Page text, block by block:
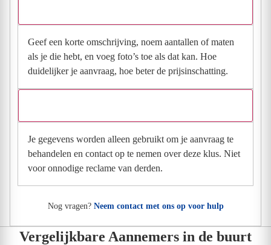
Geef een korte omschrijving, noem aantallen of maten
als je die hebt, en voeg foto’s toe als dat kan. Hoe
duidelijker je aanvraag, hoe beter de prijsinschatting.
Je gegevens worden alleen gebruikt om je aanvraag te
behandelen en contact op te nemen over deze klus. Niet
voor onnodige reclame van derden.
Nog vragen? Neem contact met ons op voor hulp
Vergelijkbare Aannemers in de buurt